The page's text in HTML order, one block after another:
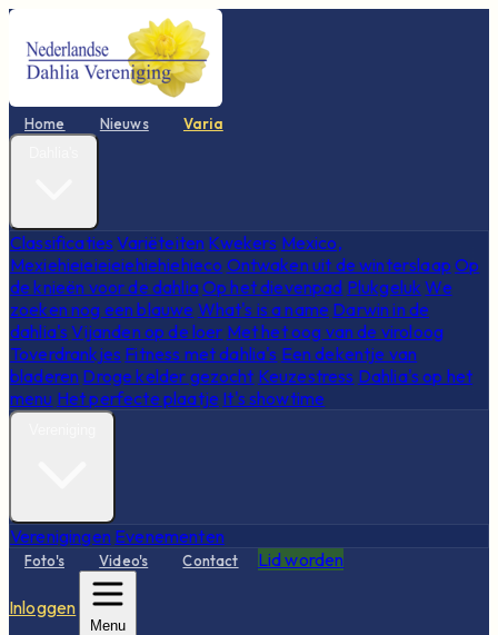
Home Nieuws Varia
Classificaties Variëteiten Kwekers Mexico,
Mexiehieieieieiehiehiehieco Ontwaken uit de winterslaap Op
de knieën voor de dahliaOp het dievenpad Plukgeluk We
zoeken nog een blauwe What's is a name Darwin in de
dahlia's Vijanden op de loer Met het oog van de viroloog
Toverdrankjes Fitness met dahlia's Een dekentje van
bladeren Droge kelder gezocht Keuzestress Dahlia's op het
menu Het perfecte plaatje It's showtime
Verenigingen Evenementen
Foto's Video's Contact Lid worden
Inloggen
Menu